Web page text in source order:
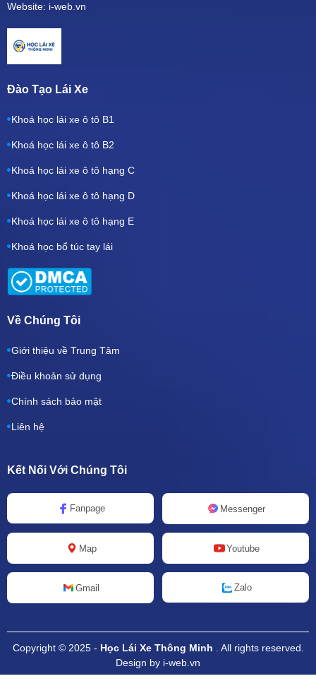
Website: i-web.vn
Đào Tạo Lái Xe
Khoá học lái xe ô tô B1
Khoá học lái xe ô tô B2
Khoá học lái xe ô tô hạng C
Khoá học lái xe ô tô hạng D
Khoá học lái xe ô tô hạng E
Khoá học bổ túc tay lái
Về Chúng Tôi
Giới thiệu về Trung Tâm
Điều khoản sử dụng
Chính sách bảo mật
Liên hệ
Kết Nối Với Chúng Tôi
Fanpage Messenger
Map Youtube
Gmail Zalo
Copyright © 2025 - Học Lái Xe Thông Minh . All rights reserved.
Design by i-web.vn